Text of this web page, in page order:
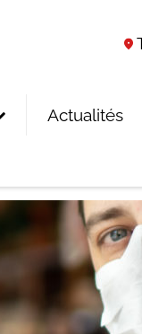
Actualités